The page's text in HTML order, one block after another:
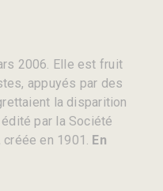
2006. Elle est fruit
appuyés par des
la disparition
par la Société
créée en 1901. En